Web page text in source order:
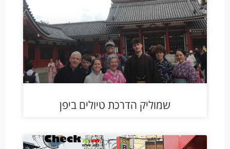
שמוליק הדרכת טיולים ביפן